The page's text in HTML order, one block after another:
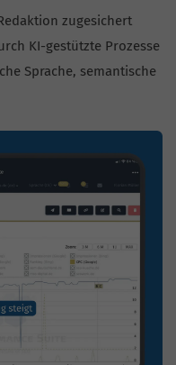
zugesichert
KI-gestützte Prozesse
Sprache, semantische